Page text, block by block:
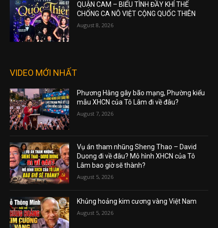
QUẬN CAM – BIỂU TÌNH ĐẦY KHÍ THẾ
CHỐNG CA NÔ VIỆT CỘNG QUỐC THIÊN
August 8, 2026
VIDEO MỚI NHẤT
Phương Hằng gây bão mạng, Phường kiểu
mẫu XHCN của Tô Lâm đi về đâu?
August 7, 2026
Vụ án tham nhũng Sheng Thao – David
Duong đi về đâu? Mô hình XHCN của Tô
Lâm bao giờ sẽ thành?
August 5, 2026
Khủng hoảng kim cương vàng Việt Nam
August 5, 2026